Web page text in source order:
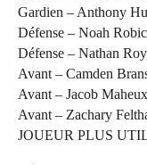
Gardien – Anthony
Défense – Noah
Défense – Nathan
Avant – Camden
Avant – Jacob
Avant – Zachary
JOUEUR PLUS